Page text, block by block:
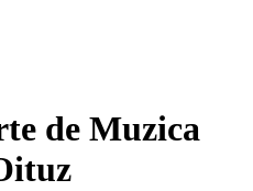
de Muzica